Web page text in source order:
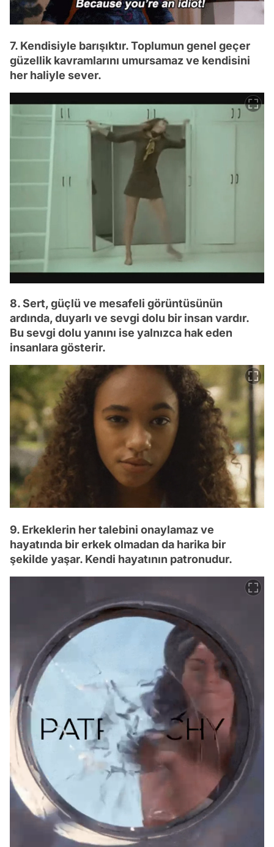
7. Kendisiyle barışıktır. Toplumun genel geçer
güzellik kavramlarını umursamaz ve kendisini
her haliyle sever.
8. Sert, güçlü ve mesafeli görüntüsünün
ardında, duyarlı ve sevgi dolu bir insan vardır.
Bu sevgi dolu yanını ise yalnızca hak eden
insanlara gösterir.
9. Erkeklerin her talebini onaylamaz ve
hayatında bir erkek olmadan da harika bir
şekilde yaşar. Kendi hayatının patronudur.